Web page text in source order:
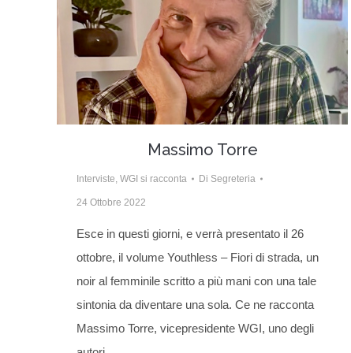
Massimo Torre
Interviste, WGI si racconta Di Segreteria
24 Ottobre 2022
Esce in questi giorni, e verrà presentato il 26
ottobre, il volume Youthless – Fiori di strada, un
noir al femminile scritto a più mani con una tale
sintonia da diventare una sola. Ce ne racconta
Massimo Torre, vicepresidente WGI, uno degli